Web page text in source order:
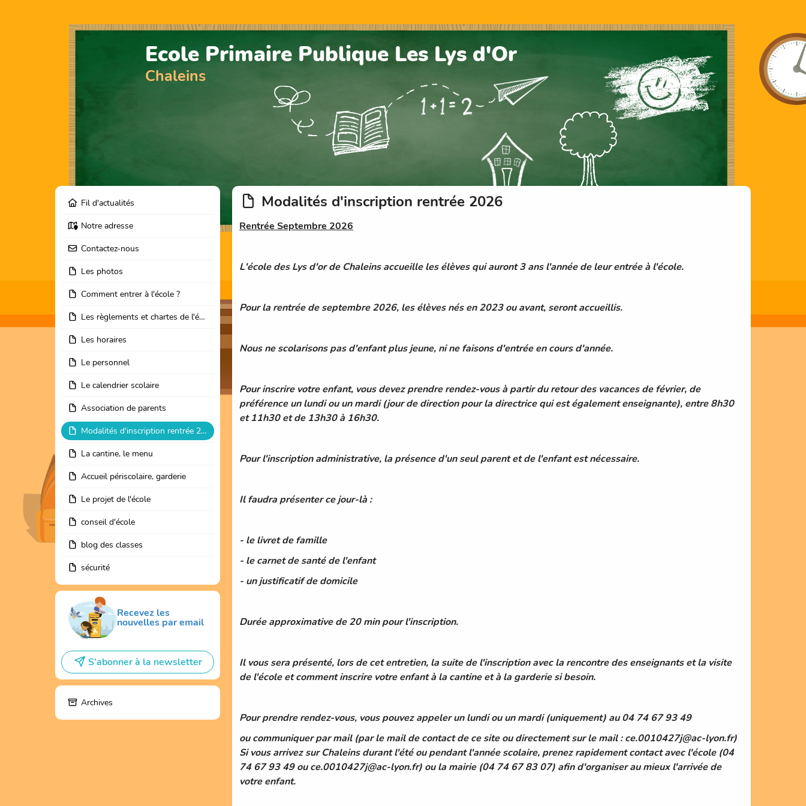
Ecole Primaire Publique Les Lys d'Or
Chaleins
Fil d'actualités
Notre adresse
Contactez-nous
Les photos
Comment entrer à l'école ?
Les règlements et chartes de l'école
Les horaires
Le personnel
Le calendrier scolaire
Association de parents
Modalités d'inscription rentrée 2026
La cantine, le menu
Accueil périscolaire, garderie
Le projet de l'école
conseil d'école
blog des classes
sécurité
Recevez les
nouvelles par email
S'abonner à la newsletter
Archives
Modalités d'inscription rentrée 2026
Rentrée Septembre 2026
L'école des Lys d'or de Chaleins accueille les élèves qui auront 3 ans l'année de leur entrée à l'école.
Pour la rentrée de septembre 2026, les élèves nés en 2023 ou avant, seront accueillis.
Nous ne scolarisons pas d'enfant plus jeune, ni ne faisons d'entrée en cours d'année.
Pour inscrire votre enfant, vous devez prendre rendez-vous à partir du retour des vacances de février, de
préférence un lundi ou un mardi (jour de direction pour la directrice qui est également enseignante), entre 8h30
et 11h30 et de 13h30 à 16h30.
Pour l'inscription administrative, la présence d'un seul parent et de l'enfant est nécessaire.
Il faudra présenter ce jour-là :
- le livret de famille
- le carnet de santé de l'enfant
- un justificatif de domicile
Durée approximative de 20 min pour l'inscription.
Il vous sera présenté, lors de cet entretien, la suite de l'inscription avec la rencontre des enseignants et la visite
de l'école et comment inscrire votre enfant à la cantine et à la garderie si besoin.
Pour prendre rendez-vous, vous pouvez appeler un lundi ou un mardi (uniquement) au 04 74 67 93 49
ou communiquer par mail (par le mail de contact de ce site ou directement sur le mail : ce.0010427j@ac-lyon.fr)
Si vous arrivez sur Chaleins durant l'été ou pendant l'année scolaire, prenez rapidement contact avec l'école (04
74 67 93 49 ou ce.0010427j@ac-lyon.fr) ou la mairie (04 74 67 83 07) afin d'organiser au mieux l'arrivée de
votre enfant.